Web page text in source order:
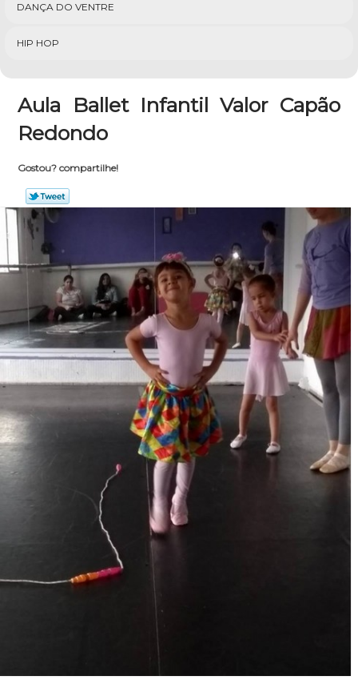
DANÇA DO VENTRE
HIP HOP
Aula Ballet Infantil Valor Capão
Redondo
Gostou? compartilhe!